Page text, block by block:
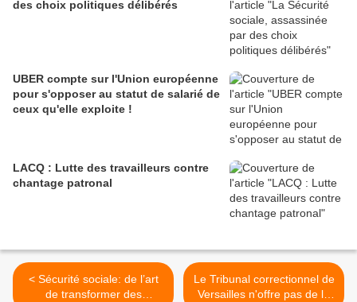
des choix politiques délibérés
UBER compte sur l'Union européenne
pour s'opposer au statut de salarié de
ceux qu'elle exploite !
LACQ : Lutte des travailleurs contre
chantage patronal
< Sécurité sociale: de l’art
de transformer des
Le Tribunal correctionnel de
Versailles n'offre pas de la